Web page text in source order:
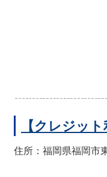
【クレジッ
住所：福岡県福岡市